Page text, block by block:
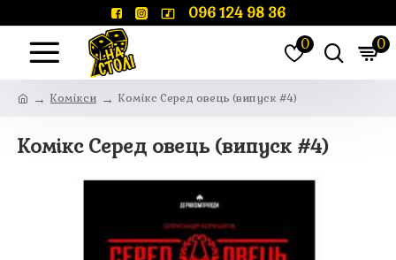
096 124 98 36
0 0
Комікси Комікс Серед овець (випуск #4)
Комікс Серед овець (випуск #4)